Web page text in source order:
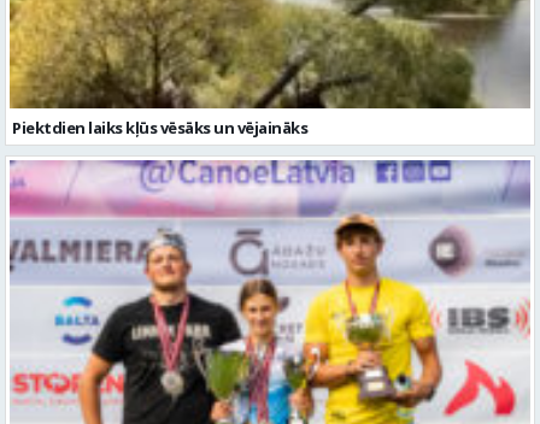
Valmierieši triumfē piemiņas sacensībās